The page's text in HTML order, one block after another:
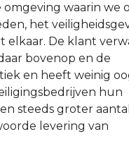
waarin we
het
elkaar. De klant
bovenop en de
en heeft weinig
hun
steeds groter aantal
levering van